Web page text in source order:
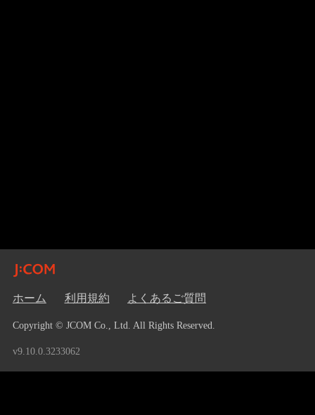
ホーム 利用規約 よくあるご質問
Copyright © JCOM Co., Ltd. All Rights Reserved.
v9.10.0.3233062